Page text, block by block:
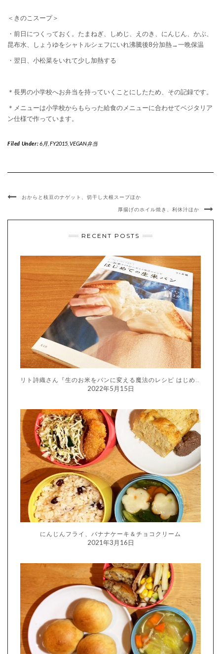
＜きのこスープ＞
・前日につくっておく。たまねぎ、しめじ、えのき、にんじん、かぶ、
昆布水、しょうゆをシャトルシェフにいれ沸騰後8分加熱→一晩保温
・翌日、小松菜をいれて少し加熱する
＊長男の小学校へお弁当を持っていくことにしたため、その記録です。
＊メニューは小学校からもらった給食のメニューに合わせてベジタリア
ン仕様で作っています。
Filed Under:6月, FY2015, VEGAN弁当
おからと枝豆のナゲット、切干し大根スープほか
厚揚げのホイル焼き、利休汁ほか
RECENT POSTS
リト詩織さん『生のお米をパンに変える魔法のレシピ はじめての生米パン』
2022年5月15日
にんじんフライ、バナナケーキ＆チョコクリーム
2021年3月16日